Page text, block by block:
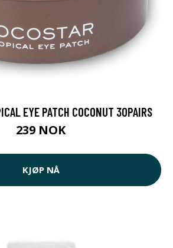
EYE PATCH COCONUT 30PAIRS
239 NOK
KJØP NÅ